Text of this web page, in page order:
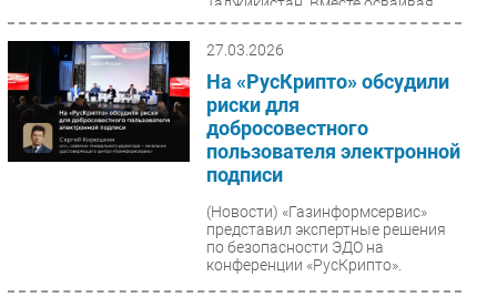
цифровое будущее», которая
27.03.2026
На «РусКрипто» обсудили
риски для
добросовестного
пользователя электронной
подписи
(Новости) «Газинформсервис»
представил экспертные решения
по безопасности ЭДО на
конференции «РусКрипто».